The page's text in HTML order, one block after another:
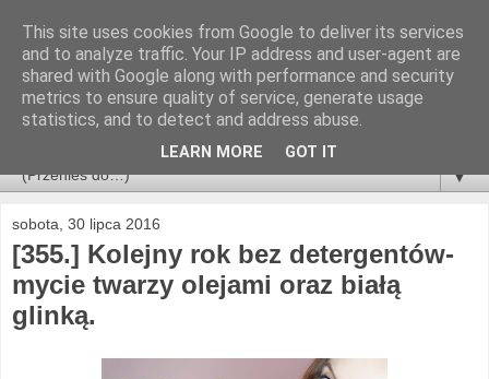
▼
sobota, 30 lipca 2016
[355.] Kolejny rok bez detergentów-
mycie twarzy olejami oraz białą
glinką.
This site uses cookies from Google to deliver its services
and to analyze traffic. Your IP address and user-agent are
shared with Google along with performance and security
metrics to ensure quality of service, generate usage
statistics, and to detect and address abuse.
LEARN MORE GOT IT